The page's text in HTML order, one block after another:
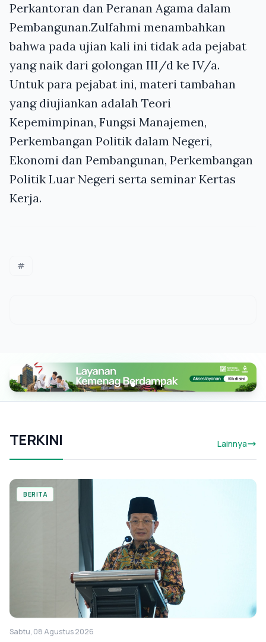
Perkantoran dan Peranan Agama dalam
Pembangunan.Zulfahmi menambahkan
bahwa pada ujian kali ini tidak ada pejabat
yang naik dari golongan III/d ke IV/a.
Untuk para pejabat ini, materi tambahan
yang diujiankan adalah Teori
Kepemimpinan, Fungsi Manajemen,
Perkembangan Politik dalam Negeri,
Ekonomi dan Pembangunan, Perkembangan
Politik Luar Negeri serta seminar Kertas
Kerja.
#
TERKINI Lainnya
BERITA
Sabtu, 08 Agustus 2026